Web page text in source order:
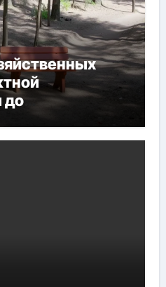
до
обустройства